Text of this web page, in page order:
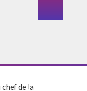
de la